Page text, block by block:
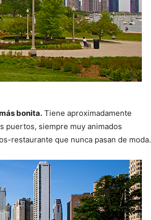
bonita. Tiene aproximadamente
puertos, siempre muy animados
restaurante que nunca pasan de moda.